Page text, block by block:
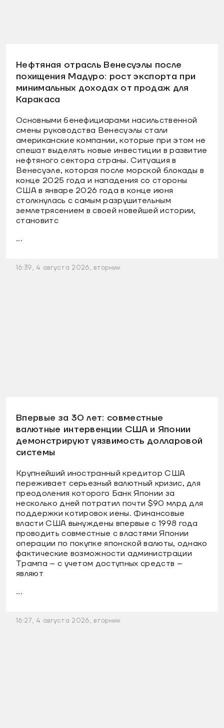
Нефтяная отрасль Венесуэлы после
похищения Мадуро: рост экспорта при
минимальных доходах от продаж для
Каракаса
Основными бенефициарами насильственной
смены руководства Венесуэлы стали
американские компании, которые при этом не
спешат выделять новые инвестиции в развитие
нефтяного сектора страны. Ситуация в
Венесуэле, которая после морской блокады в
конце 2025 года и нападения со стороны
США в январе 2026 года в конце июня
столкнулась с самым разрушительным
землетрясением в своей новейшей истории,
становитс
...
16:39, 4 августа 2026, вторник
Впервые за 30 лет: совместные
валютные интервенции США и Японии
демонстрируют уязвимость долларовой
системы
Крупнейший иностранный кредитор США
переживает серьезный валютный кризис, для
преодоления которого Банк Японии за
несколько дней потратил почти $90 млрд для
поддержки котировок иены. Финансовые
власти США вынуждены впервые с 1998 года
проводить совместные с властями Японии
операции по покупке японской валюты, однако
фактические возможности администрации
Трампа – с учетом доступных средств –
являют
...
16:27, 4 августа 2026, вторник